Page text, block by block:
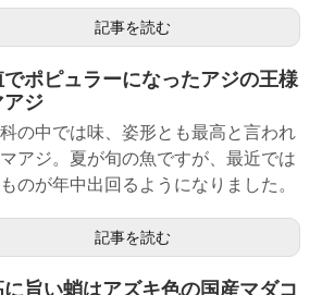
記事を読む
でポピュラーになったアジの王様
アジ
の中では味、姿形とも最高と言われ
アジ。夏が旬の魚ですが、最近では
のが年中出回るようになりました。
記事を読む
旨い蛸はアズキ色の国産マダコ